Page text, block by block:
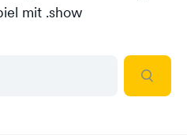
mit .show